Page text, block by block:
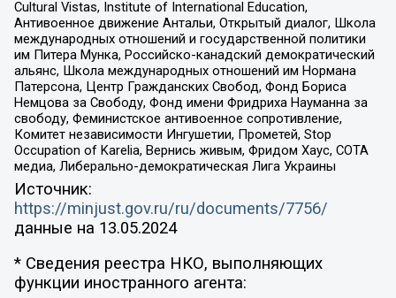
Cultural Vistas, Institute of International Education,
Антивоенное движение Антальи, Открытый диалог, Школа
международных отношений и государственной политики
им Питера Мунка, Российско-канадский демократический
альянс, Школа международных отношений им Нормана
Патерсона, Центр Гражданских Свобод, Фонд Бориса
Немцова за Свободу, Фонд имени Фридриха Науманна за
свободу, Феминистское антивоенное сопротивление,
Комитет независимости Ингушетии, Прометей, Stop
Occupation of Karelia, Вернись живым, Фридом Хаус, СОТА
медиа, Либерально-демократическая Лига Украины
Источник:
https://minjust.gov.ru/ru/documents/7756/
данные на 13.05.2024
* Сведения реестра НКО, выполняющих
функции иностранного агента: